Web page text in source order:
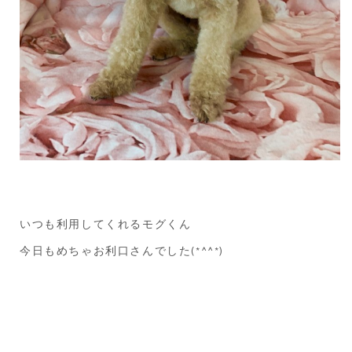
いつも利用してくれるモグくん
今日もめちゃお利口さんでした(*^^*)